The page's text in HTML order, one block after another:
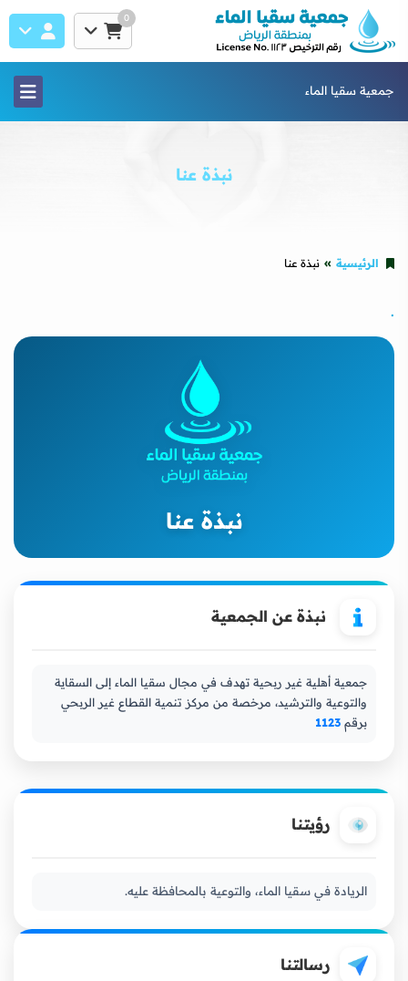
0
جمعية سقيا الماء
نبذة عنا
الرئيسية نبذة عنا
.
نبذة عنا
نبذة عن الجمعية
جمعية أهلية غير ربحية تهدف في مجال سقيا الماء إلى السقاية
والتوعية والترشيد، مرخصة من مركز تنمية القطاع غير الربحي
برقم 1123
رؤيتنا
الريادة في سقيا الماء، والتوعية بالمحافظة عليه.
رسالتنا